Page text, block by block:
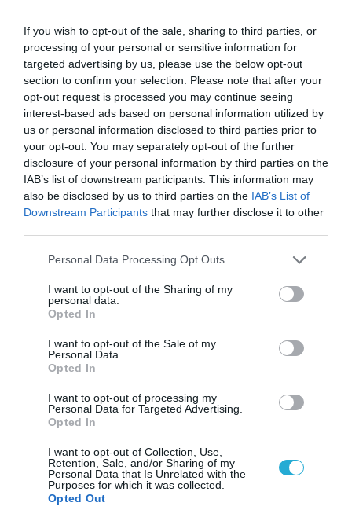
If you wish to opt-out of the sale, sharing to third parties, or
processing of your personal or sensitive information for
targeted advertising by us, please use the below opt-out
section to confirm your selection. Please note that after your
opt-out request is processed you may continue seeing
interest-based ads based on personal information utilized by
us or personal information disclosed to third parties prior to
your opt-out. You may separately opt-out of the further
disclosure of your personal information by third parties on the
IAB’s list of downstream participants. This information may
also be disclosed by us to third parties on the IAB’s List of
Downstream Participants that may further disclose it to other
Please note that this website/app uses one or more Google
not limited to your visit or usage behaviour. You may click to
grant or deny consent to Google and its third-party tags to
use your data for below specified purposes in below Google
consent section.
Personal Data Processing Opt Outs
I want to opt-out of the Sharing of my
personal data.
Opted In
I want to opt-out of the Sale of my
Personal Data.
Opted In
I want to opt-out of processing my
Personal Data for Targeted Advertising.
Opted In
I want to opt-out of Collection, Use,
Retention, Sale, and/or Sharing of my
Personal Data that Is Unrelated with the
Purposes for which it was collected.
Opted Out
08.08.2026 | 01:02
Στο «κόκκινο» το Ντνιπροπετρόφσκ: Οι
Ουκρανοί μιλούν για σφοδρές ρωσικές
επιθέσεις σε όλη την επικράτεια
ΠΟΛΙΤΙΚΗ
08.08.2026 | 09:02
«Η απόλυτη τραγωδία»: Η «αιχμηρή» ανάρτηση
του Αρκά για τα τατουάζ (φωτο)